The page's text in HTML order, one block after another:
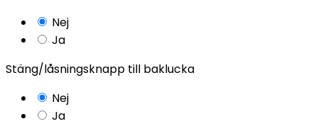
Nej
Ja
Stäng/låsningsknapp till baklucka
Nej
Ja